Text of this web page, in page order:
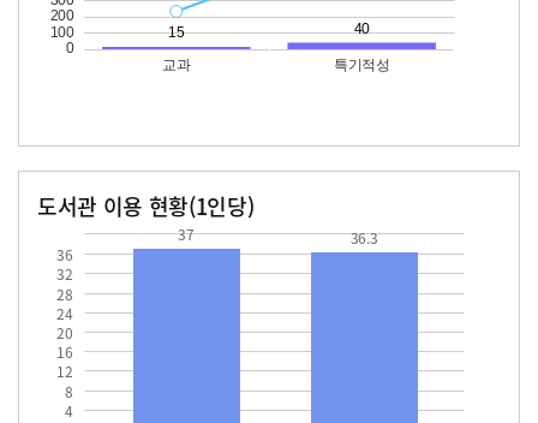
도서관 이용 현황(1인당)
4
8
12
16
20
24
28
32
36
37 36.3